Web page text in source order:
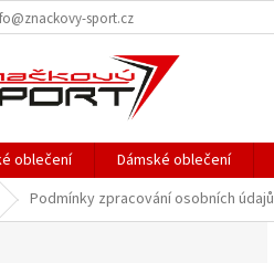
sport.cz
oblečení Dámské oblečení
Podmínky zpracování osobních údajů